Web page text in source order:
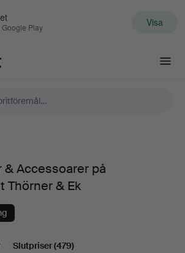
Google Play Visa
Accessoarer på
Thörner & Ek
Slutpriser(479)